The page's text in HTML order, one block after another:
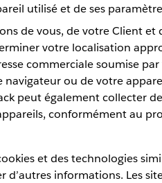
utilisé et de ses
de vous, de votre Client et
votre localisation
commerciale soumise
navigateur ou de votre
peut également collecter
conformément au
et des technologies
d’autres informations. Les